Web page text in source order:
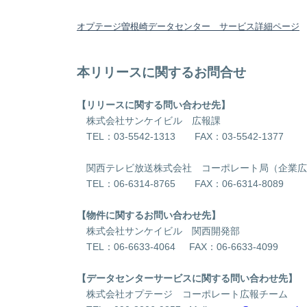
オプテージ曽根崎データセンター サービス詳細ページ
本リリースに関するお問合せ
【リリースに関する問い合わせ先】
株式会社サンケイビル 広報課
TEL：03-5542-1313 FAX：03-5542-1377
関西テレビ放送株式会社 コーポレート局（企業
TEL：06-6314-8765 FAX：06-6314-8089
【物件に関するお問い合わせ先】
株式会社サンケイビル 関西開発部
TEL：06-6633-4064 FAX：06-6633-4099
【データセンターサービスに関する問い合わせ先】
株式会社オプテージ コーポレート広報チーム